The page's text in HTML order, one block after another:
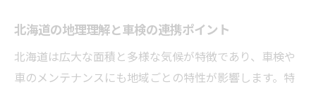
北海道の地理理解と車検の連携ポイント
北海道は広大な面積と多様な気候が特徴であり、車検や
車のメンテナンスにも地域ごとの特性が影響します。特